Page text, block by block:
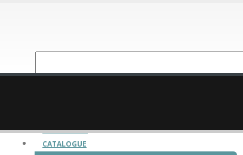
NOUVEAUTÉ
CATALOGUE